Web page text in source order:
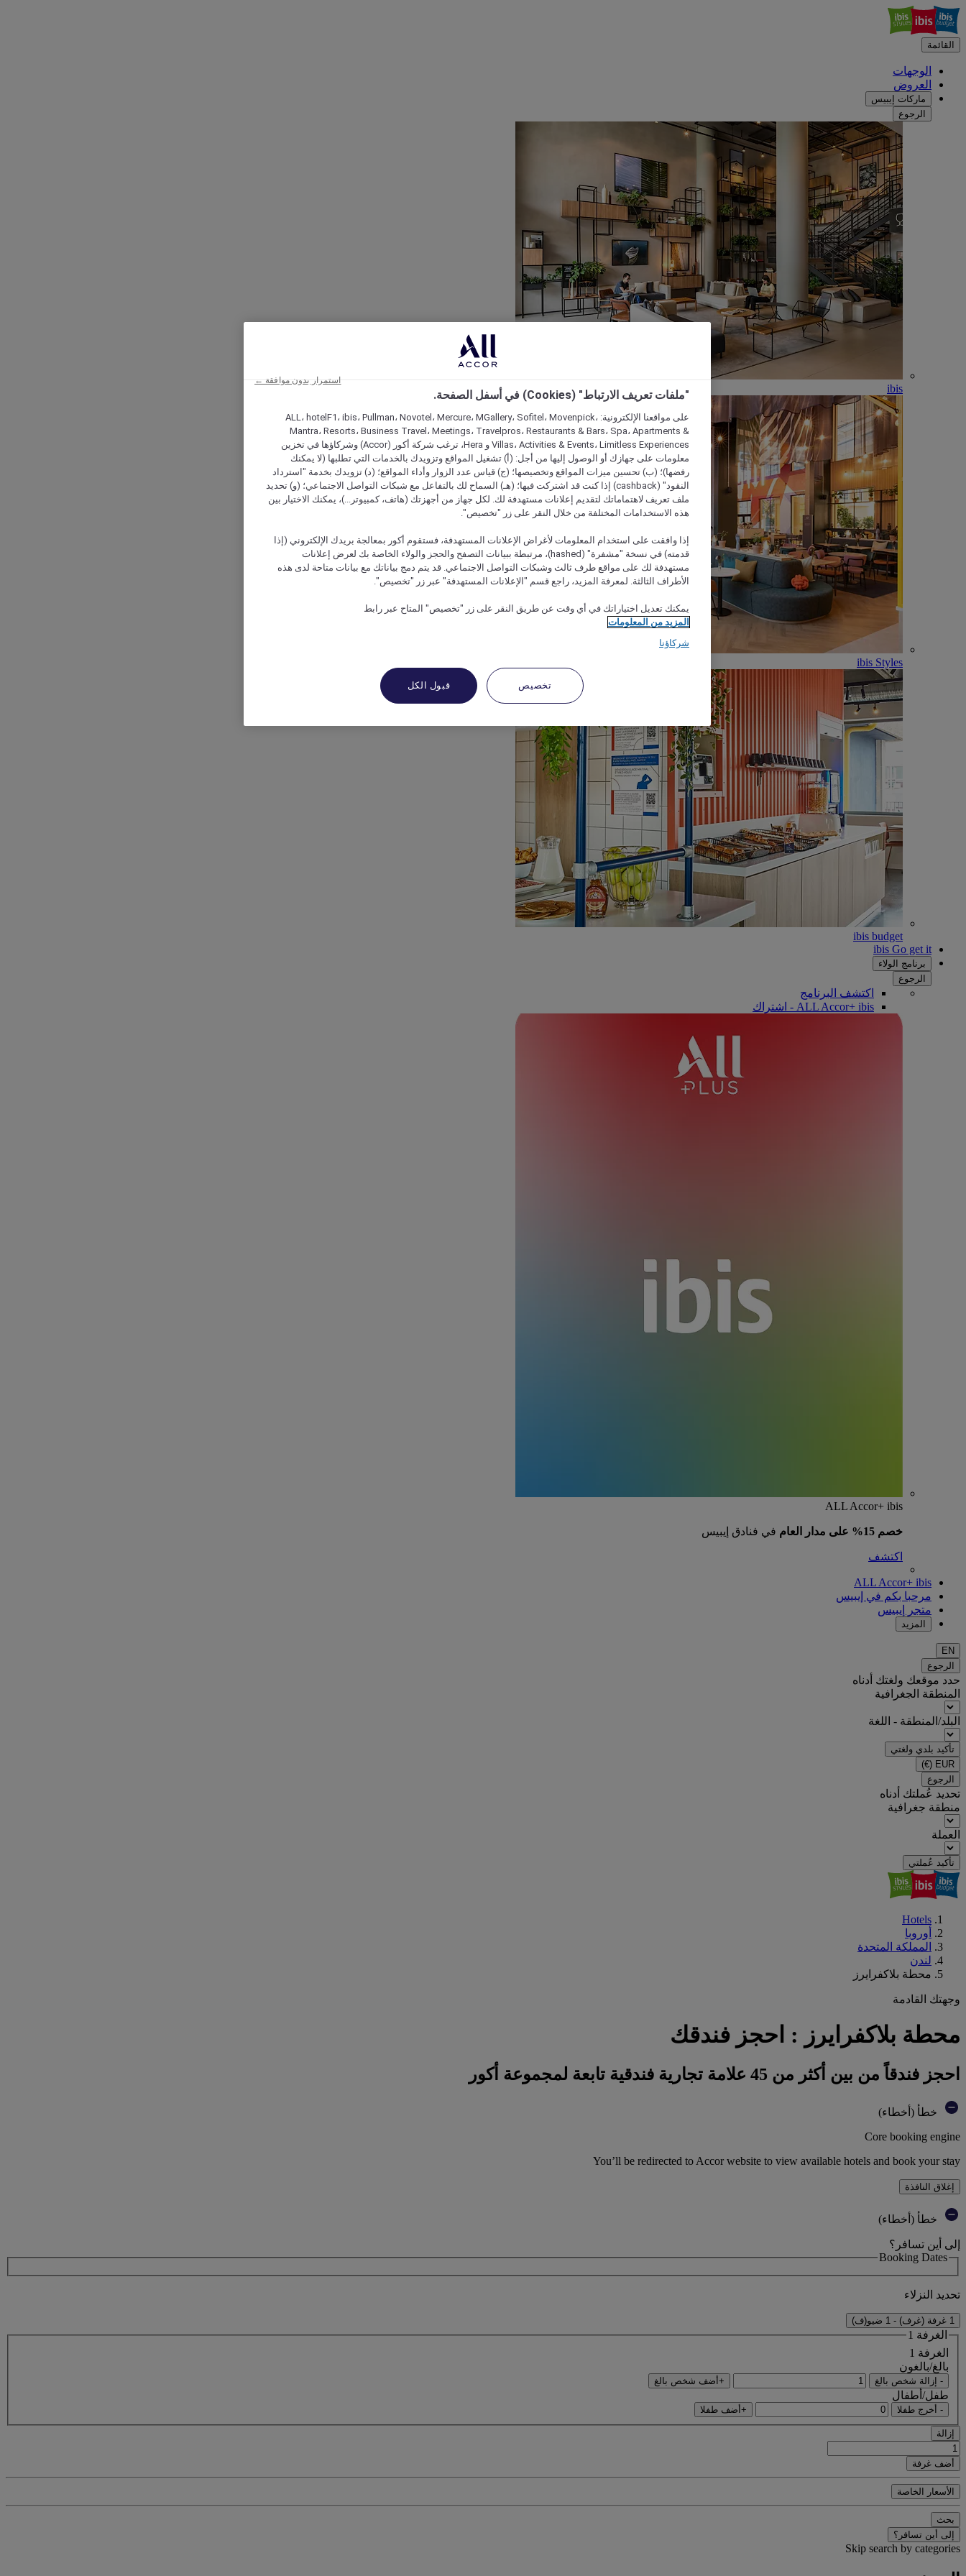
القائمة
الوجهات
العروض
ماركات إيبيس
الرجوع
ibis
ibis Styles
ibis budget
ibis Go get it
برنامج الولاء
الرجوع
اكتشف البرنامج
ALL Accor+ ibis - اشتراك
ALL Accor+ ibis
خصم 15% على مدار العام في فنادق إيبيس
اكتشف
ALL Accor+ ibis
مرحبا بكم في إيبيس
متجر إيبيس
المزيد
EN
الرجوع
حدد موقعك ولغتك أدناه
المنطقة الجغرافية
البلد/المنطقة - اللغة
تأكيد بلدي ولغتي
EUR
(€)
الرجوع
تحديد عُملتك أدناه
منطقة جغرافية
العملة
تأكيد عُملتي
Hotels
أوروبا
المملكة المتحدة
لندن
محطة بلاكفرايرز
وجهتك القادمة
محطة بلاكفرايرز : احجز فندقك
احجز فندقاً من بين أكثر من 45 علامة تجارية فندقية تابعة لمجموعة أكور
خطأ (أخطاء)
Core booking engine
You’ll be redirected to Accor website to view available hotels and book your stay
إغلاق النافذة
خطأ (أخطاء)
إلى أين تسافر؟
Booking Dates
تحديد النزلاء
1 غرفة (غرف) - 1 ضيو(ف)
الغرفة 1
الغرفة 1
بالغ/بالغون
- إزالة شخص بالغ +أضف شخص بالغ
طفل/أطفال
- أخرج طفلا +أضف طفلا
إزالة
أضف غرفة
الأسعار الخاصة
بحث
إلى أين تسافر؟
Skip search by categories
"ملفات تعريف الارتباط" (Cookies) في أسفل الصفحة.
على مواقعنا الإلكترونية: ALL، hotelF1، ibis، Pullman، Novotel، Mercure، MGallery، Sofitel، Movenpick،
Mantra، Resorts، Business Travel، Meetings، Travelpros، Restaurants & Bars، Spa، Apartments &
Villas، Activities & Events، Limitless Experiences و Hera، ترغب شركة أكور (Accor) وشركاؤها في تخزين
معلومات على جهازك أو الوصول إليها من أجل: (أ) تشغيل المواقع وتزويدك بالخدمات التي تطلبها (لا يمكنك
رفضها)؛ (ب) تحسين ميزات المواقع وتخصيصها؛ (ج) قياس عدد الزوار وأداء المواقع؛ (د) تزويدك بخدمة "استرداد
النقود" (cashback) إذا كنت قد اشتركت فيها؛ (هـ) السماح لك بالتفاعل مع شبكات التواصل الاجتماعي؛ (و) تحديد
ملف تعريف لاهتماماتك لتقديم إعلانات مستهدفة لك. لكل جهاز من أجهزتك (هاتف، كمبيوتر...)، يمكنك الاختيار بين
هذه الاستخدامات المختلفة من خلال النقر على زر "تخصيص".
إذا وافقت على استخدام المعلومات لأغراض الإعلانات المستهدفة، فستقوم أكور بمعالجة بريدك الإلكتروني (إذا
قدمته) في نسخة "مشفرة" (hashed)، مرتبطة ببيانات التصفح والحجز والولاء الخاصة بك لعرض إعلانات
مستهدفة لك على مواقع طرف ثالث وشبكات التواصل الاجتماعي. قد يتم دمج بياناتك مع بيانات متاحة لدى هذه
الأطراف الثالثة. لمعرفة المزيد، راجع قسم "الإعلانات المستهدفة" عبر زر "تخصيص".
يمكنك تعديل اختياراتك في أي وقت عن طريق النقر على زر "تخصيص" المتاح عبر رابط
المزيد من المعلومات
شركاؤنا
تخصيص قبول الكل
استمرار بدون موافقة ←